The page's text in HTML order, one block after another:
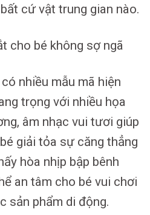
cứ vật trung gian nào.
cho bé không sợ ngã
nhiều mẫu mã hiện
trọng với nhiều họa
âm nhạc vui tươi giúp
giải tỏa sự căng thẳng
hòa nhịp bập bênh
an tâm cho bé vui chơi
sản phẩm di động.